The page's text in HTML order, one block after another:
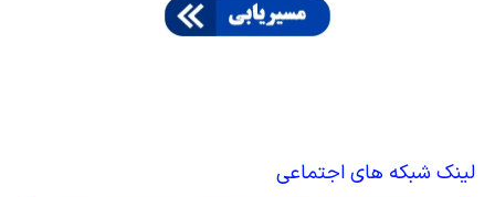
لینک شبکه های اجتماعی